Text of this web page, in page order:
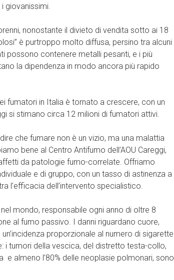
giovanissimi.
nonostante il divieto di vendita sotto ai 18
è purtroppo molto diffusa, persino tra alcuni
possono contenere metalli pesanti, e i più
la dipendenza in modo ancora più rapido
fumatori in Italia è tornato a crescere, con un
si stimano circa 12 milioni di fumatori attivi.
che fumare non è un vizio, ma una malattia
bene al Centro Antifumo dell’AOU Careggi,
da patologie fumo-correlate. Offriamo
e di gruppo, con un tasso di astinenza a
l’efficacia dell’intervento specialistico.
mondo, responsabile ogni anno di oltre 8
al fumo passivo. I danni riguardano cuore,
proporzionale al numero di sigarette
i tumori della vescica, del distretto testa-collo,
almeno l’80% delle neoplasie polmonari, sono